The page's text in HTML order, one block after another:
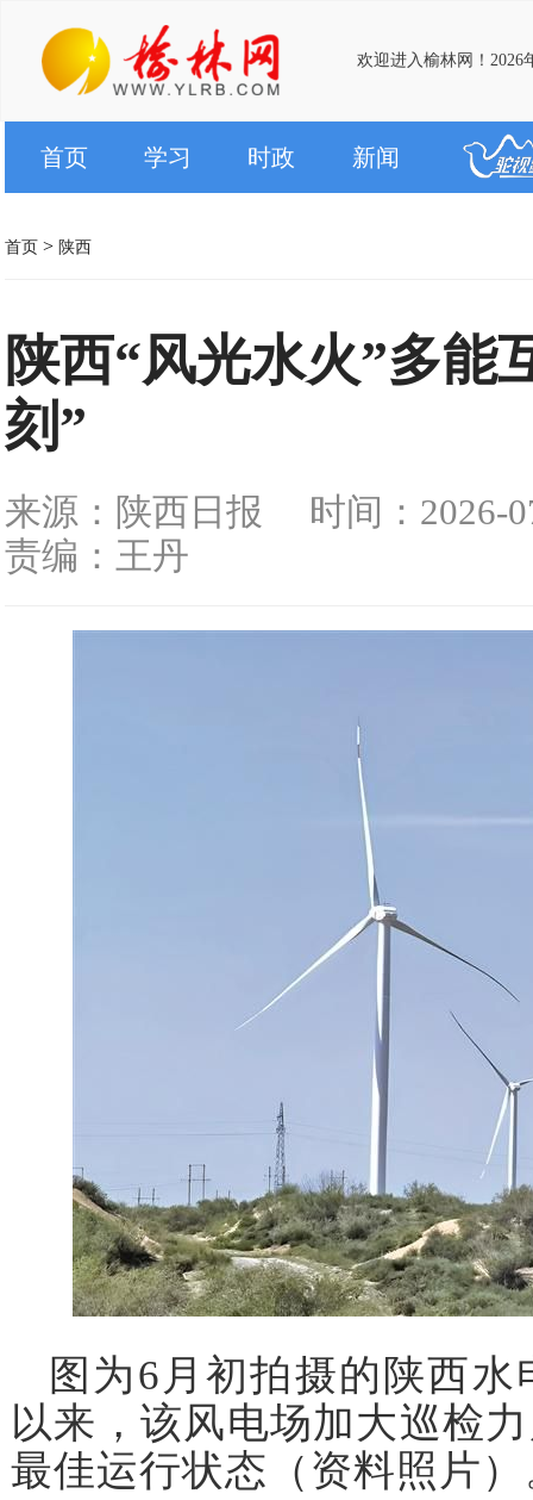
欢迎进入榆林网！2026
首页 学习 时政 新闻
首页 > 陕西
陕西“风光水火”多能
刻”
来源：陕西日报
时间：2026-
责编：王丹
图为6月初拍摄的陕西
以来，该风电场加大巡检
最佳运行状态（资料照片